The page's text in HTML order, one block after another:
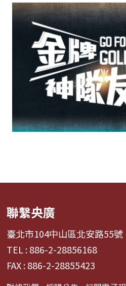
聯繫央廣
臺北市104中山區北安路55號
TEL : 886-2-28856168
FAX : 886-2-28855423